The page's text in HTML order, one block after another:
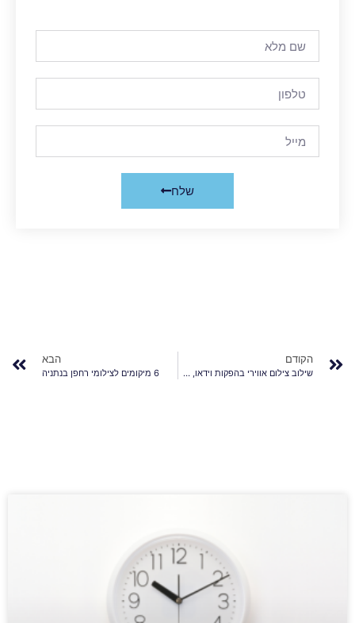
שלח
הקודם
שילוב צילום אווירי בהפקות וידאו, המקפצה שלך
הבא
6 מיקומים לצילומי רחפן בנתניה